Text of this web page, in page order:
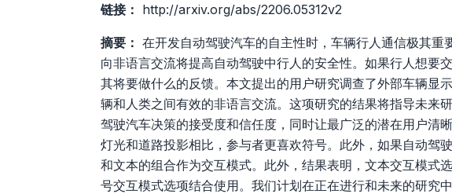
链接： http://arxiv.org/abs/2206.05312v2
摘要： 在开发自动驾驶汽车的自主性时，车辆行人通信极其重
向非语言交流将提高自动驾驶中行人的安全性。如果行人想要
其将要做什么的反馈。本文提出的用户研究调查了外部车辆显
辆和人类之间有效的非语言交流。这项研究的结果将指导未来
驾驶汽车决策的接受度和信任度，同时让最广泛的潜在用户清
灯光和道路投影相比，参与者更喜欢符号。此外，如果自动驾
和文本的组合作为交互模式。此外，结果表明，文本交互模式
号交互模式选项结合使用。我们计划在正在进行和未来的研究